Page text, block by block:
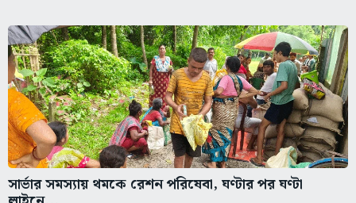
সার্ভার সমস্যায় থমকে রেশন পরিষেবা, ঘণ্টার পর ঘণ্টা